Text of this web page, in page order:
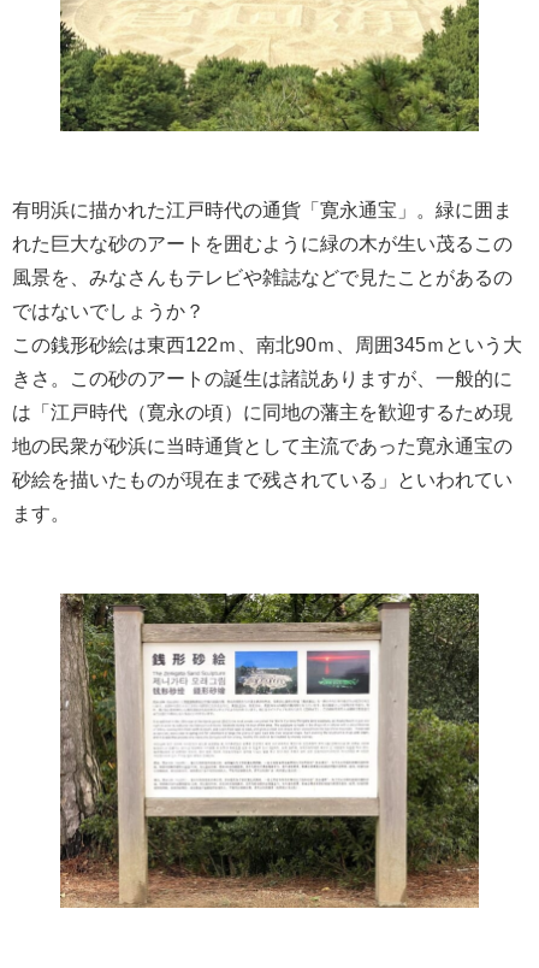
有明浜に描かれた江戸時代の通貨「寛永通宝」。緑に囲ま
れた巨大な砂のアートを囲むように緑の木が生い茂るこの
風景を、みなさんもテレビや雑誌などで見たことがあるの
ではないでしょうか？
この銭形砂絵は東西122ｍ、南北90ｍ、周囲345ｍという大
きさ。この砂のアートの誕生は諸説ありますが、一般的に
は「江戸時代（寛永の頃）に同地の藩主を歓迎するため現
地の民衆が砂浜に当時通貨として主流であった寛永通宝の
砂絵を描いたものが現在まで残されている」といわれてい
ます。